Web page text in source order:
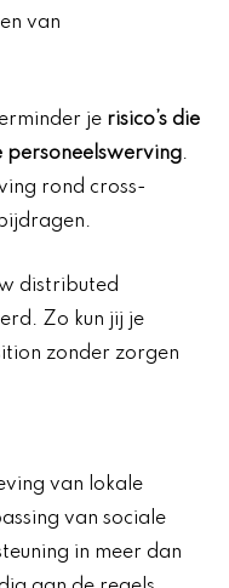
van
je risico’s die
.
rond cross-
distributed
Zo kun jij je
zonder zorgen
van lokale
van sociale
in meer dan